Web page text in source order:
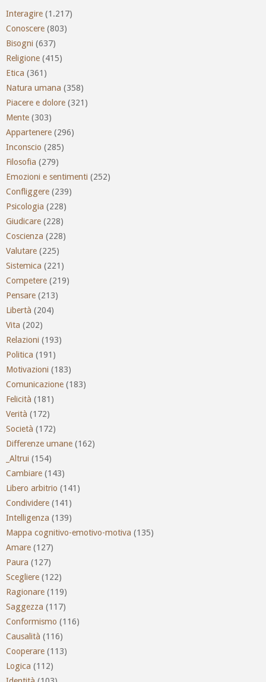
Interagire (1.217)
Conoscere (803)
Bisogni (637)
Religione (415)
Etica (361)
Natura umana (358)
Piacere e dolore (321)
Mente (303)
Appartenere (296)
Inconscio (285)
Filosofia (279)
Emozioni e sentimenti (252)
Confliggere (239)
Psicologia (228)
Giudicare (228)
Coscienza (228)
Valutare (225)
Sistemica (221)
Competere (219)
Pensare (213)
Libertà (204)
Vita (202)
Relazioni (193)
Politica (191)
Motivazioni (183)
Comunicazione (183)
Felicità (181)
Verità (172)
Società (172)
Differenze umane (162)
_Altrui (154)
Cambiare (143)
Libero arbitrio (141)
Condividere (141)
Intelligenza (139)
Mappa cognitivo-emotivo-motiva (135)
Amare (127)
Paura (127)
Scegliere (122)
Ragionare (119)
Saggezza (117)
Conformismo (116)
Causalità (116)
Cooperare (113)
Logica (112)